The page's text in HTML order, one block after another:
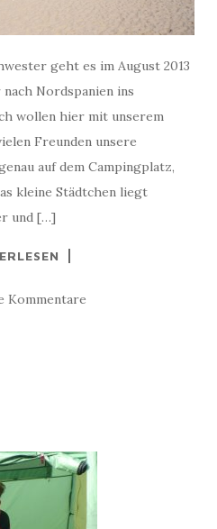
geht es im August 2013
Nordspanien ins
wollen hier mit unserem
Freunden unsere
auf dem Campingplatz,
kleine Städtchen liegt
und […]
Kommentare